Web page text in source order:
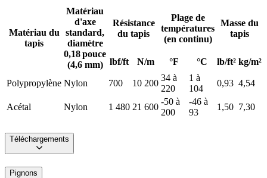
Matériau du
tapis
Matériau
d'axe
standard,
diamètre
0,18 pouce
(4,6 mm)
Résistance
du tapis
Plage de
températures
(en continu)
Masse du
tapis
lbf/ft N/m °F °C lb/ft² kg/m²
Polypropylène Nylon 700 10 200
34 à
220
1 à
104
0,93 4,54
Acétal Nylon 1 480 21 600
-50 à
200
-46 à
93
1,50 7,30
Téléchargements
Pignons